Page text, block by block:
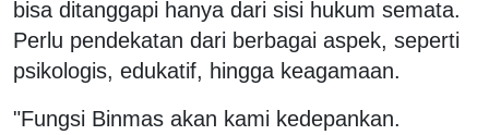
bisa ditanggapi hanya dari sisi hukum semata.
Perlu pendekatan dari berbagai aspek, seperti
psikologis, edukatif, hingga keagamaan.
"Fungsi Binmas akan kami kedepankan.